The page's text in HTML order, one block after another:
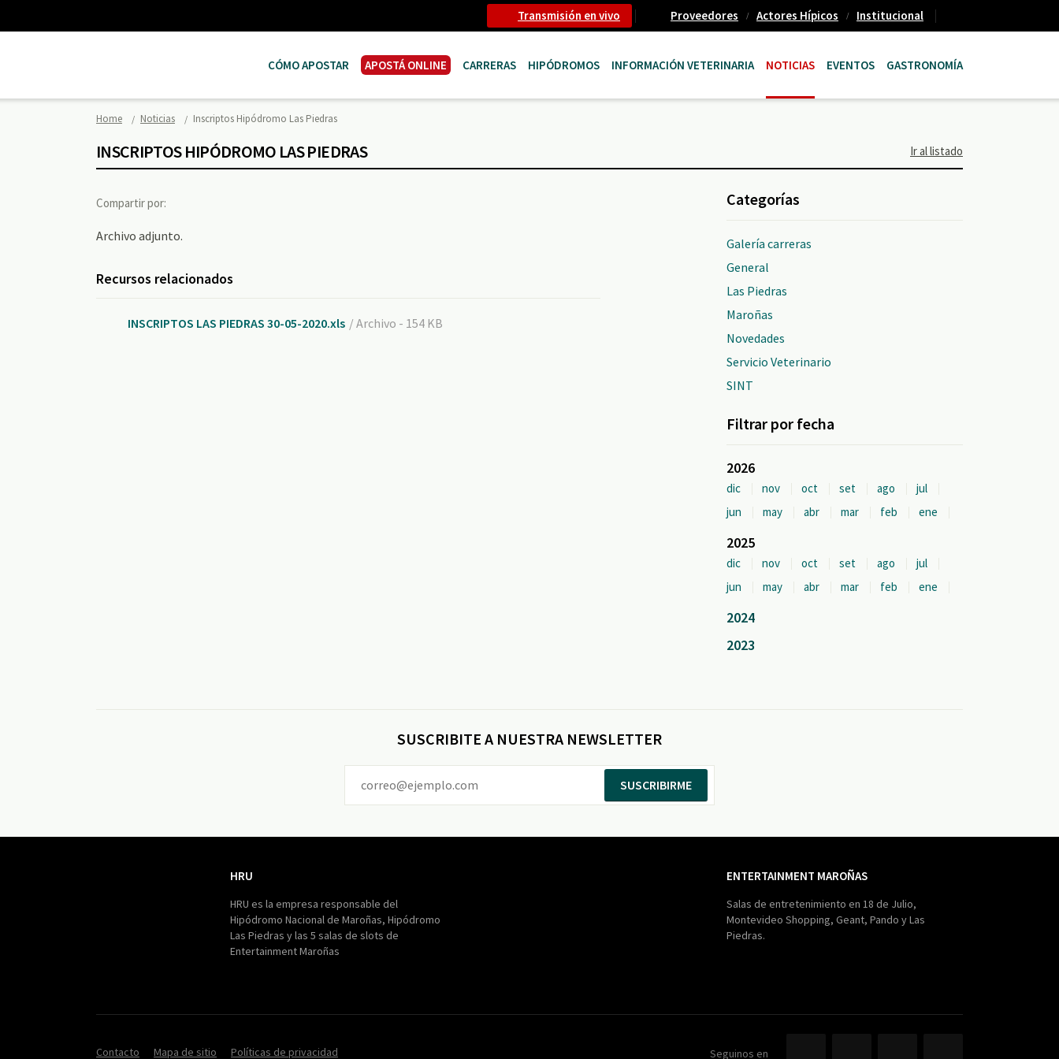
Transmisión en vivo Proveedores Actores Hípicos Institucional
CÓMO APOSTAR APOSTÁ ONLINE CARRERAS HIPÓDROMOS INFORMACIÓN VETERINARIA NOTICIAS EVENTOS GASTRONOMÍA
Home Noticias Inscriptos Hipódromo Las Piedras
INSCRIPTOS HIPÓDROMO LAS PIEDRAS Ir al listado
Compartir por:
Archivo adjunto.
Recursos relacionados
INSCRIPTOS LAS PIEDRAS 30-05-2020.xls / Archivo - 154 KB
Categorías
Galería carreras
General
Las Piedras
Maroñas
Novedades
Servicio Veterinario
SINT
Filtrar por fecha
2026
dic nov oct set ago
jul
jun
may abr mar feb ene
2025
dic nov oct set ago
jul
jun
may abr mar feb ene
2024
2023
SUSCRIBITE A NUESTRA NEWSLETTER
SUSCRIBIRME
HRU
HRU es la empresa responsable del
Hipódromo Nacional de Maroñas, Hipódromo
Las Piedras y las 5 salas de slots de
Entertainment Maroñas
ENTERTAINMENT MAROÑAS
Salas de entretenimiento en 18 de Julio,
Montevideo Shopping, Geant, Pando y Las
Piedras.
Contacto Mapa de sitio Políticas de privacidad Seguinos en